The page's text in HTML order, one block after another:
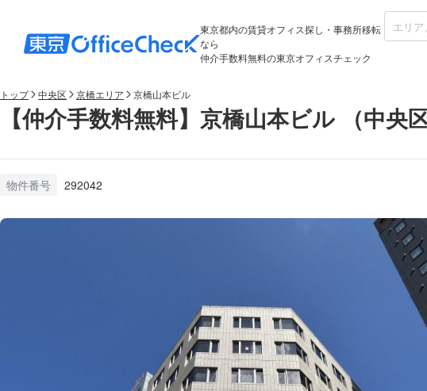
東京都内の賃貸オフィス探し・事務所移転
なら
仲介手数料無料の東京オフィスチェック
トップ 中央区 京橋エリア 京橋山本ビル
【仲介手数料無料】京橋山本ビル （中央区
物件番号 292042